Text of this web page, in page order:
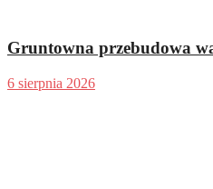
Gruntowna przebudowa
6 sierpnia 2026